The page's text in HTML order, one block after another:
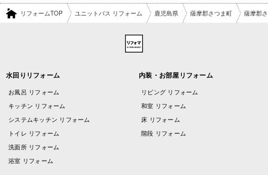
リフォームTOP ユニットバス リフォーム 鹿児島県 薩摩郡さつま町 薩摩郡
水回りリフォーム
お風呂 リフォーム
キッチン リフォーム
システムキッチン リフォーム
トイレ リフォーム
洗面所 リフォーム
浴室 リフォーム
内装・お部屋リフォーム
リビング リフォーム
和室 リフォーム
床 リフォーム
階段 リフォーム